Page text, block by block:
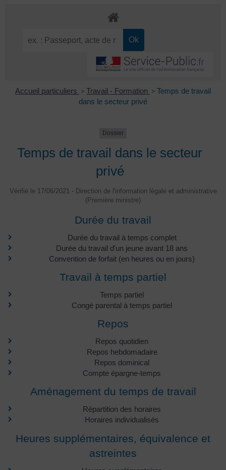
Accueil particuliers > Travail - Formation > Temps de travail
dans le secteur privé
Dossier
Temps de travail dans le secteur
privé
Vérifié le 17/06/2021 - Direction de l'information légale et administrative
(Première ministre)
Durée du travail
Durée du travail à temps complet
Durée du travail d'un jeune avant 18 ans
Convention de forfait (en heures ou en jours)
Travail à temps partiel
Temps partiel
Congé parental à temps partiel
Repos
Repos quotidien
Repos hebdomadaire
Repos dominical
Compte épargne-temps
Aménagement du temps de travail
Répartition des horaires
Horaires individualisés
Heures supplémentaires, équivalence et
astreintes